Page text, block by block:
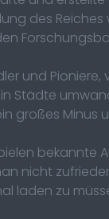
des
und
Städte
großes
nicht
laden zu